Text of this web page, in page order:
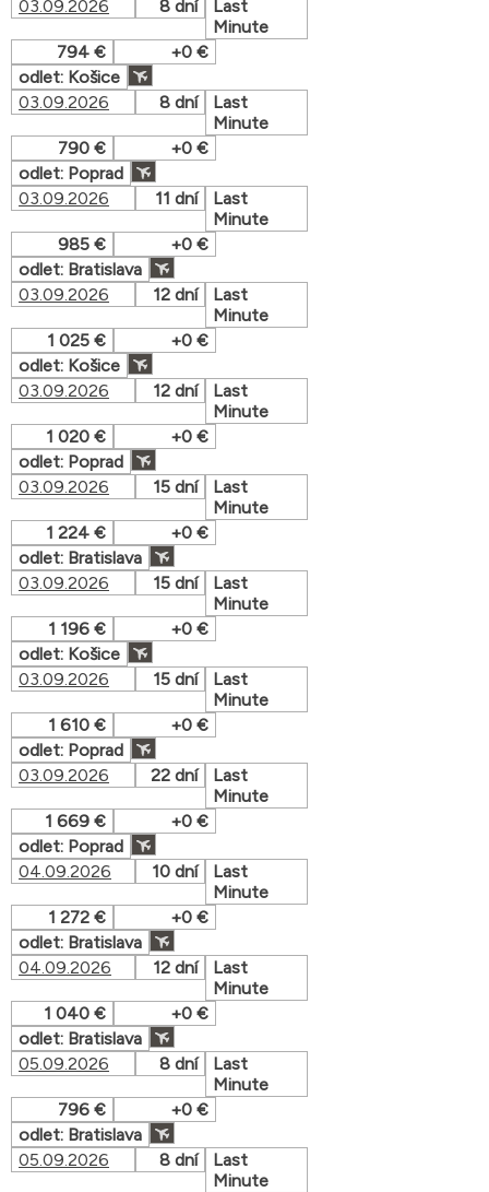
03.09.2026
8 dní
Last
Minute
794 €
+0 €
odlet: Košice
03.09.2026
8 dní
Last
Minute
790 €
+0 €
odlet: Poprad
03.09.2026
11 dní
Last
Minute
985 €
+0 €
odlet: Bratislava
03.09.2026
12 dní
Last
Minute
1 025 €
+0 €
odlet: Košice
03.09.2026
12 dní
Last
Minute
1 020 €
+0 €
odlet: Poprad
03.09.2026
15 dní
Last
Minute
1 224 €
+0 €
odlet: Bratislava
03.09.2026
15 dní
Last
Minute
1 196 €
+0 €
odlet: Košice
03.09.2026
15 dní
Last
Minute
1 610 €
+0 €
odlet: Poprad
03.09.2026
22 dní
Last
Minute
1 669 €
+0 €
odlet: Poprad
04.09.2026
10 dní
Last
Minute
1 272 €
+0 €
odlet: Bratislava
04.09.2026
12 dní
Last
Minute
1 040 €
+0 €
odlet: Bratislava
05.09.2026
8 dní
Last
Minute
796 €
+0 €
odlet: Bratislava
05.09.2026
8 dní
Last
Minute